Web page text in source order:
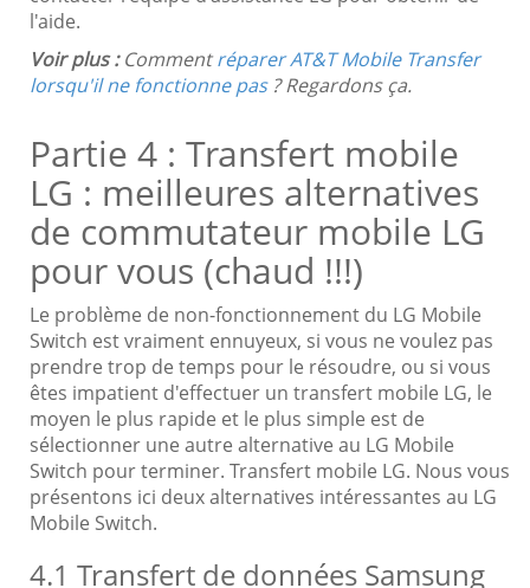
l'aide.
Voir plus : Commentréparer AT&T Mobile Transfer
lorsqu'il ne fonctionne pas? Regardons ça.
Partie 4 : Transfert mobile
LG : meilleures alternatives
de commutateur mobile LG
pour vous (chaud !!!)
Le problème de non-fonctionnement du LG Mobile
Switch est vraiment ennuyeux, si vous ne voulez pas
prendre trop de temps pour le résoudre, ou si vous
êtes impatient d'effectuer un transfert mobile LG, le
moyen le plus rapide et le plus simple est de
sélectionner une autre alternative au LG Mobile
Switch pour terminer. Transfert mobile LG. Nous vous
présentons ici deux alternatives intéressantes au LG
Mobile Switch.
4.1 Transfert de données Samsung